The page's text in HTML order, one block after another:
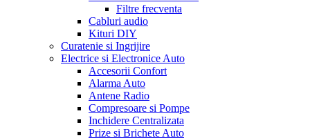
Filtre frecventa
Cabluri audio
Kituri DIY
Curatenie si Ingrijire
Electrice si Electronice Auto
Accesorii Confort
Alarma Auto
Antene Radio
Compresoare si Pompe
Inchidere Centralizata
Prize si Brichete Auto